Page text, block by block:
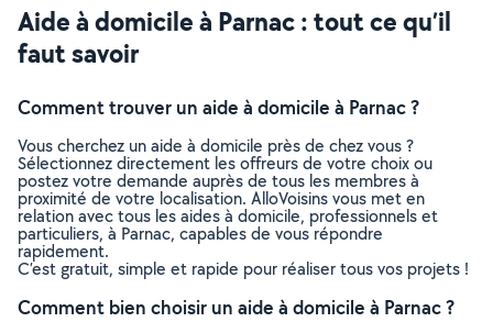
Aide à domicile à Parnac : tout ce qu’il
faut savoir
Comment trouver un aide à domicile à Parnac ?
Vous cherchez un aide à domicile près de chez vous ?
Sélectionnez directement les offreurs de votre choix ou
postez votre demande auprès de tous les membres à
proximité de votre localisation. AlloVoisins vous met en
relation avec tous les aides à domicile, professionnels et
particuliers, à Parnac, capables de vous répondre
rapidement.
C’est gratuit, simple et rapide pour réaliser tous vos projets !
Comment bien choisir un aide à domicile à Parnac ?